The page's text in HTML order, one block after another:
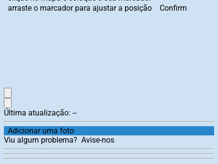
arraste o marcador para ajustar a posição
Confirm
Última atualização: --
Adicionar uma foto
Viu algum problema? Avise-nos